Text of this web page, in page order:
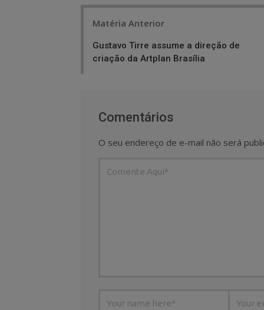
Matéria Anterior
Gustavo Tirre assume a direção de
criação da Artplan Brasília
Comentários
O seu endereço de e-mail não será